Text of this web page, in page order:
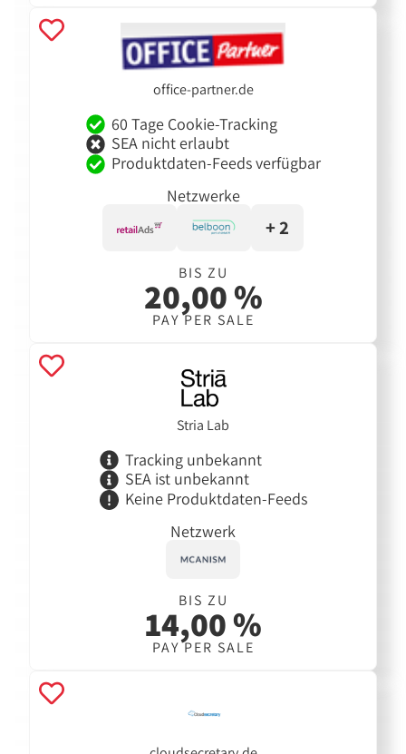
office-partner.de
60 Tage Cookie-Tracking
SEA nicht erlaubt
Produktdaten-Feeds verfügbar
Netzwerke
+ 2
BIS ZU
20,00 %
PAY PER SALE
Stria Lab
Tracking unbekannt
SEA ist unbekannt
Keine Produktdaten-Feeds
Netzwerk
BIS ZU
14,00 %
PAY PER SALE